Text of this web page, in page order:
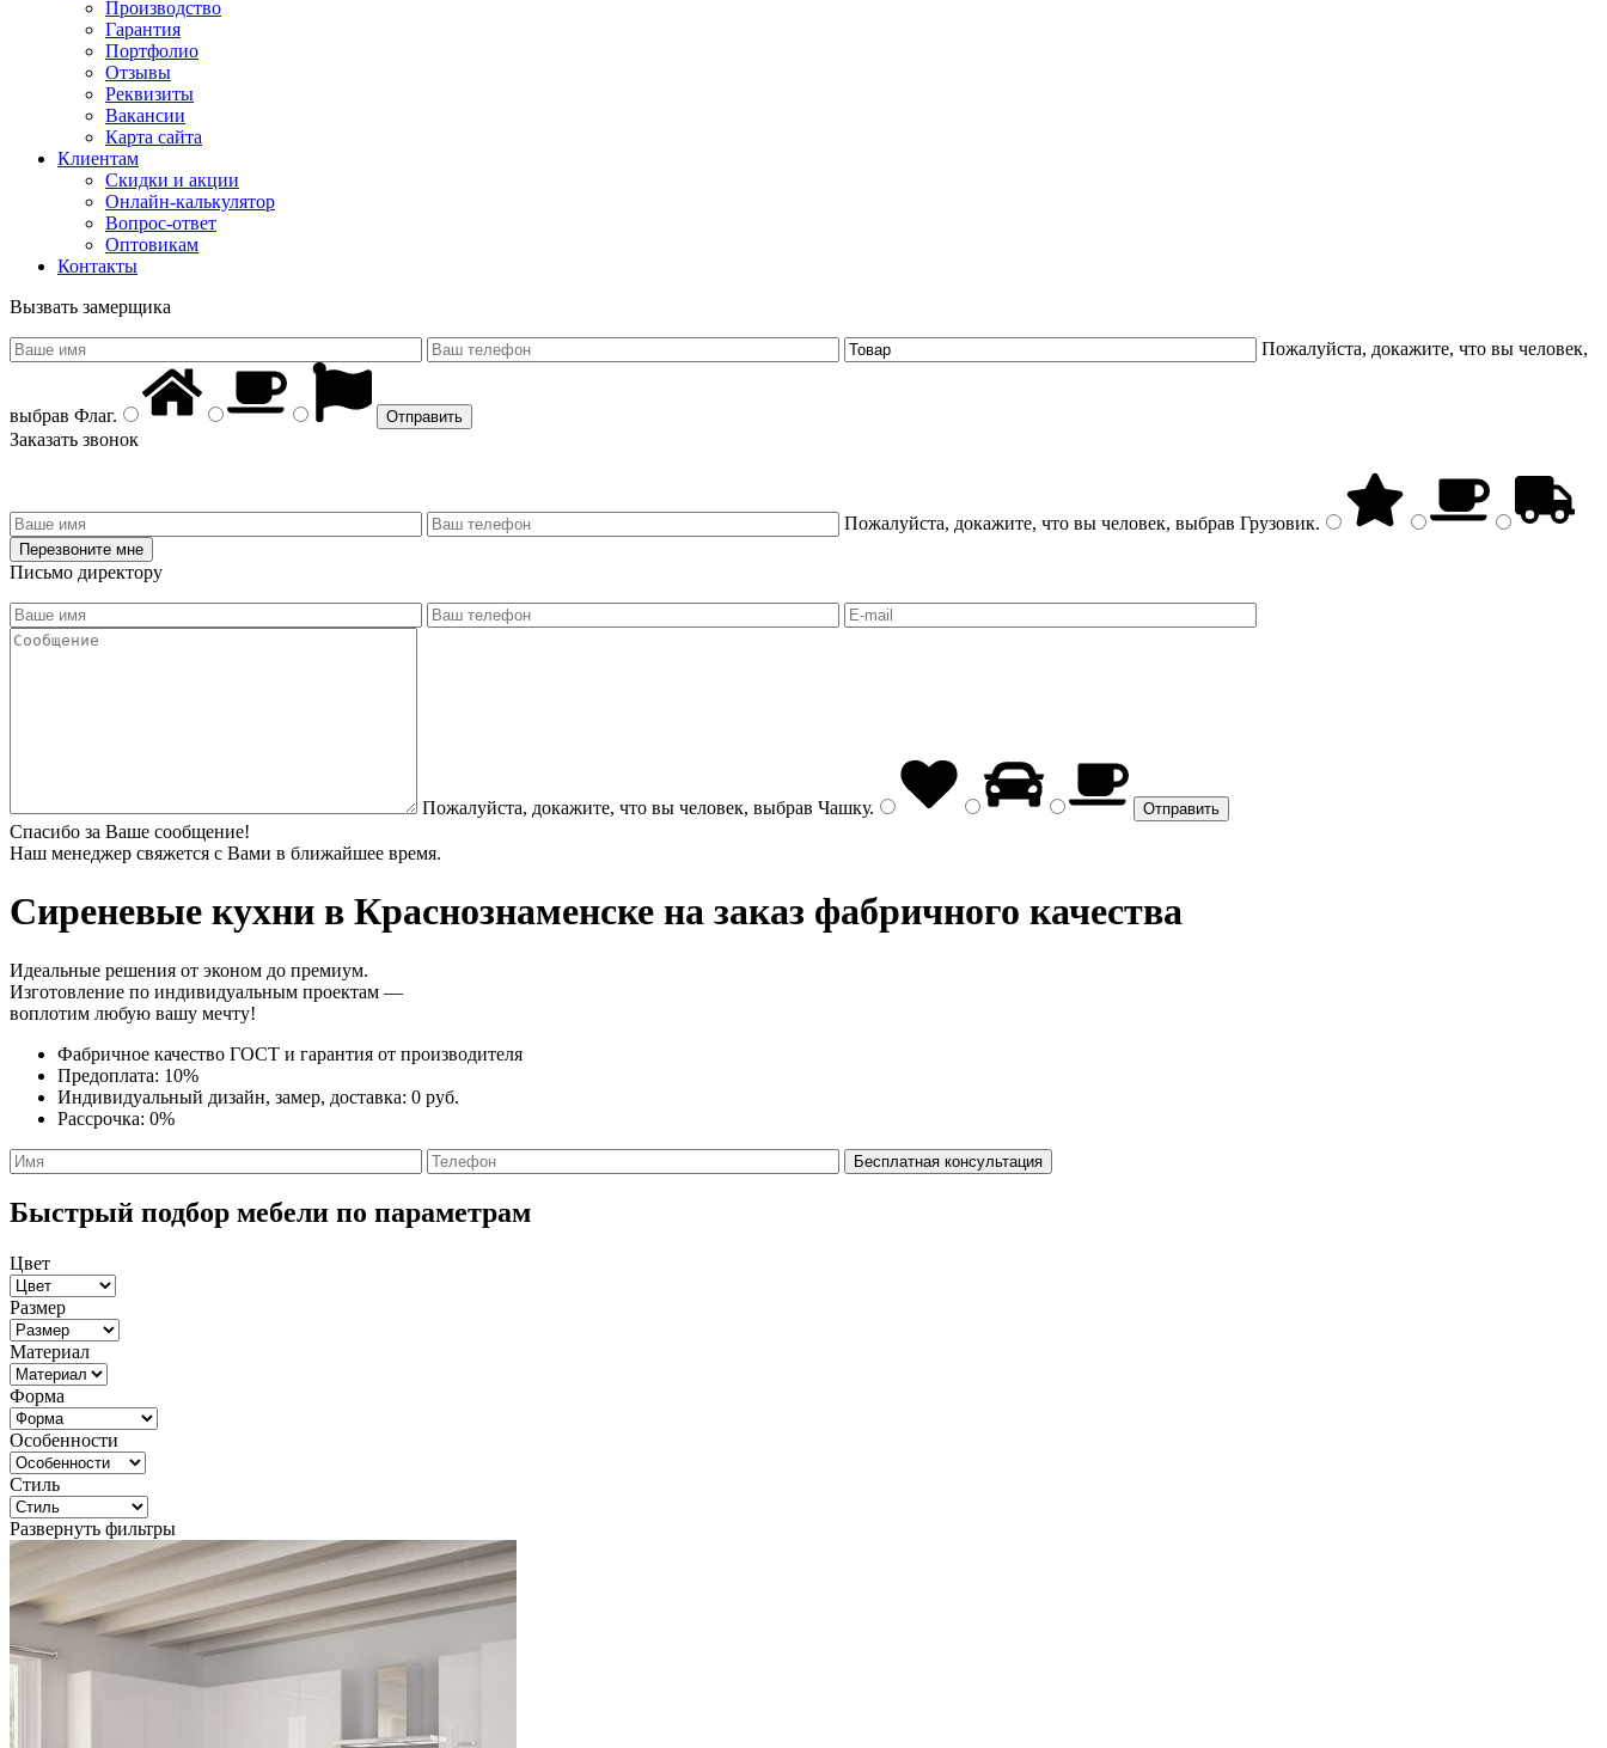
Производство
Гарантия
Портфолио
Отзывы
Реквизиты
Вакансии
Карта сайта
Клиентам
Скидки и акции
Онлайн-калькулятор
Вопрос-ответ
Оптовикам
Контакты
Вызвать замерщика
Пожалуйста, докажите, что вы человек,
выбрав Флаг.
Заказать звонок
Пожалуйста, докажите, что вы человек, выбрав Грузовик.
Письмо директору
Пожалуйста, докажите, что вы человек, выбрав Чашку.
Спасибо за Ваше сообщение!
Наш менеджер свяжется с Вами в ближайшее время.
Сиреневые кухни в Краснознаменске на заказ фабричного качества
Идеальные решения от эконом до премиум.
Изготовление по индивидуальным проектам —
воплотим любую вашу мечту!
Фабричное качество ГОСТ и гарантия от производителя
Предоплата: 10%
Индивидуальный дизайн, замер, доставка: 0 руб.
Рассрочка: 0%
Быстрый подбор мебели по параметрам
Цвет
Размер
Материал
Форма
Особенности
Стиль
Развернуть фильтры